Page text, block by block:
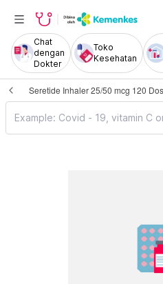
Chat
dengan
Dokter
Toko
Kesehatan